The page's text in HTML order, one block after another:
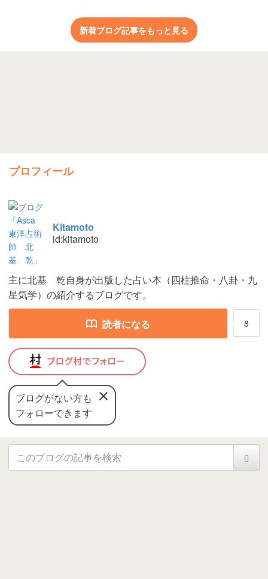
新着ブログ記事をもっと見る
プロフィール
Kitamoto
id:kitamoto
主に北基 乾自身が出版した占い本（四柱推命・八卦・九
星気学）の紹介するブログです。
読者になる 8
ブログがない方も
フォローできます